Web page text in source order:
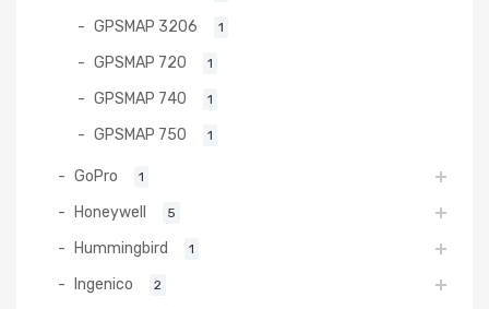
GPSMAP 3206 1
GPSMAP 720 1
GPSMAP 740 1
GPSMAP 750 1
GoPro 1
Honeywell 5
Hummingbird 1
Ingenico 2